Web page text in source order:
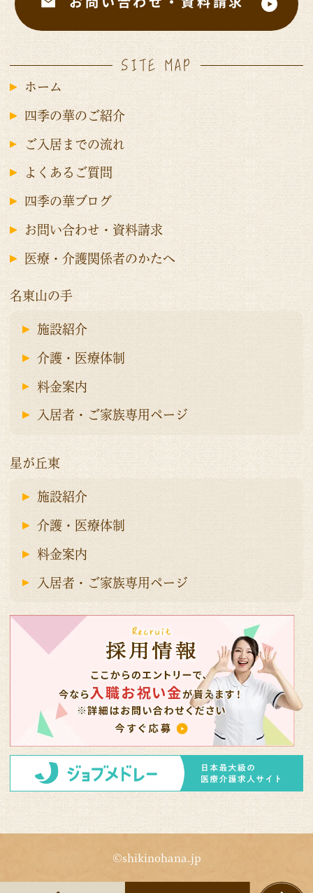
SITE MAP
ホーム
四季の華のご紹介
ご入居までの流れ
よくあるご質問
四季の華ブログ
お問い合わせ・資料請求
医療・介護関係者のかたへ
名東山の手
施設紹介
介護・医療体制
料金案内
入居者・ご家族専用ページ
星が丘東
施設紹介
介護・医療体制
料金案内
入居者・ご家族専用ページ
©shikinohana.jp